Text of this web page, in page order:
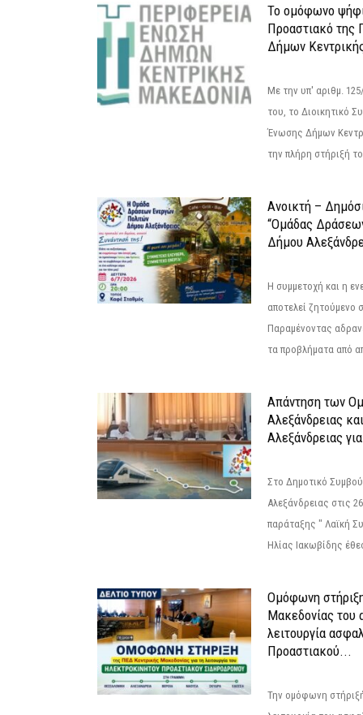
Το ομόφωνο
Προαστιακό της
Δήμων
Με την υπ' αριθμ.
του, το Διοικητικό
Ένωσης Δήμων
την πλήρη στήριξή
Ανοικτή –
“Ομάδας
Δήμου
Η συμμετοχή και η
αποτελεί ζητούμενο
Παραμένοντας
τα προβλήματα από
Απάντηση των
Αλεξάνδρειας
Αλεξάνδρειας
Στο Δημοτικό
Αλεξάνδρειας στις
παράταξης " Λαϊκή
Ηλίας Ιακωβίδης
Ομόφωνη
Μακεδονίας του
λειτουργία
Προαστιακού...
Την ομόφωνη